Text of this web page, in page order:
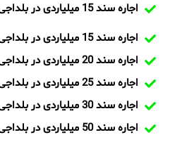
اجاره سند 15 میلیاردی در بلداجی
اجاره سند 15 میلیاردی در بلداجی
اجاره سند 20 میلیاردی در بلداجی
اجاره سند 25 میلیاردی در بلداجی
اجاره سند 30 میلیاردی در بلداجی
اجاره سند 50 میلیاردی در بلداجی